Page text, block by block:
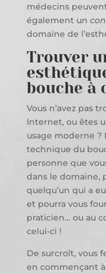
médecins
également un
domaine de
Trouver
bouche à
Vous n’avez pas
Internet, ou êtes
usage moderne ?
technique du
personne que
dans le domaine,
quelqu’un qui a
et pourra vous
praticien… ou au
celui-ci !
De surcroît, vous
en commençant